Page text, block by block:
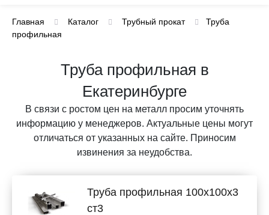
Главная Каталог Трубный прокат
Труба
профильная
Труба профильная в
Екатеринбурге
В связи с ростом цен на металл просим уточнять
информацию у менеджеров. Актуальные цены могут
отличаться от указанных на сайте. Приносим
извинения за неудобства.
Труба профильная 100х100х3
ст3